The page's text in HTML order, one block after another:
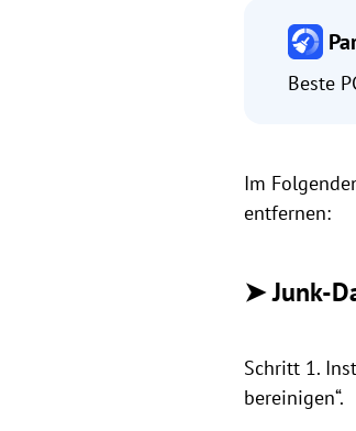
Beste
Im
entfernen:
➤ Junk-
Schritt 1.
bereinigen“.